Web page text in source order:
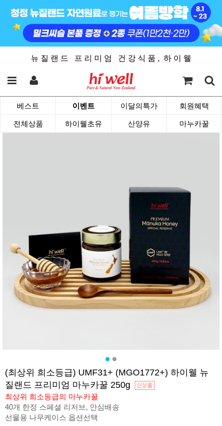
뉴 질 랜 드 프 리 미 엄 건 강 식 품 , 하 이 웰
베스트 이벤트 이달의특가 회원혜택
전체상품 하이웰초유 산양유 마누카꿀
(최상위 희소등급) UMF31+ (MGO1772+) 하이웰 뉴
질랜드 프리미엄 마누카꿀 250g
최상위 희소등급의 마누카꿀
40개 한정 스페셜 리저브, 안심배송
선물용 나무케이스 옵션선택